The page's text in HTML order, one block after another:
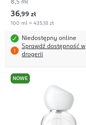
8,5 ml
36,99 zł
100 ml = 435,18 zł
Niedostępny online
Sprawdź dostępność w
drogerii
NOWE